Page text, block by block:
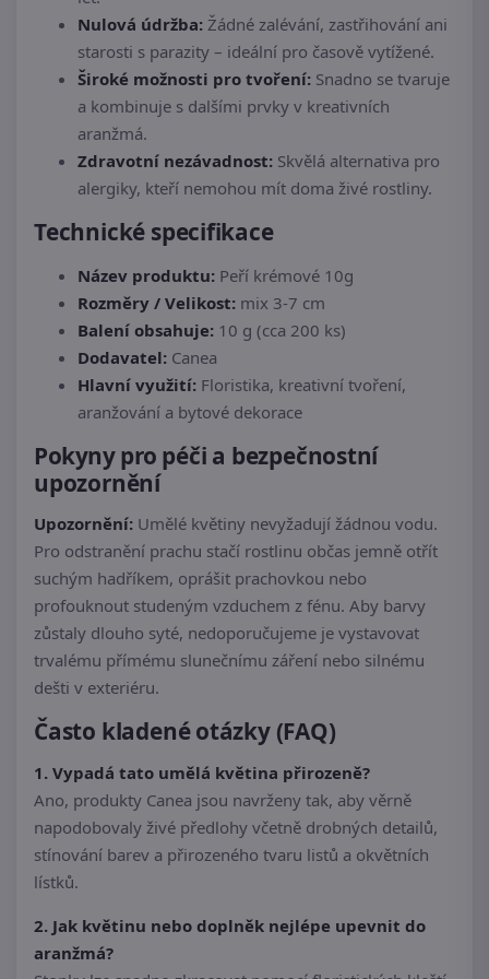
Nulová údržba: Žádné zalévání, zastřihování ani
starosti s parazity – ideální pro časově vytížené.
Široké možnosti pro tvoření: Snadno se tvaruje
a kombinuje s dalšími prvky v kreativních
aranžmá.
Zdravotní nezávadnost: Skvělá alternativa pro
alergiky, kteří nemohou mít doma živé rostliny.
Technické specifikace
Název produktu: Peří krémové 10g
Rozměry / Velikost: mix 3-7 cm
Balení obsahuje: 10 g (cca 200 ks)
Dodavatel: Canea
Hlavní využití: Floristika, kreativní tvoření,
aranžování a bytové dekorace
Pokyny pro péči a bezpečnostní
upozornění
Upozornění: Umělé květiny nevyžadují žádnou vodu.
Pro odstranění prachu stačí rostlinu občas jemně otřít
suchým hadříkem, oprášit prachovkou nebo
profouknout studeným vzduchem z fénu. Aby barvy
zůstaly dlouho syté, nedoporučujeme je vystavovat
trvalému přímému slunečnímu záření nebo silnému
dešti v exteriéru.
Často kladené otázky (FAQ)
1. Vypadá tato umělá květina přirozeně?
Ano, produkty Canea jsou navrženy tak, aby věrně
napodobovaly živé předlohy včetně drobných detailů,
stínování barev a přirozeného tvaru listů a okvětních
lístků.
2. Jak květinu nebo doplněk nejlépe upevnit do
aranžmá?